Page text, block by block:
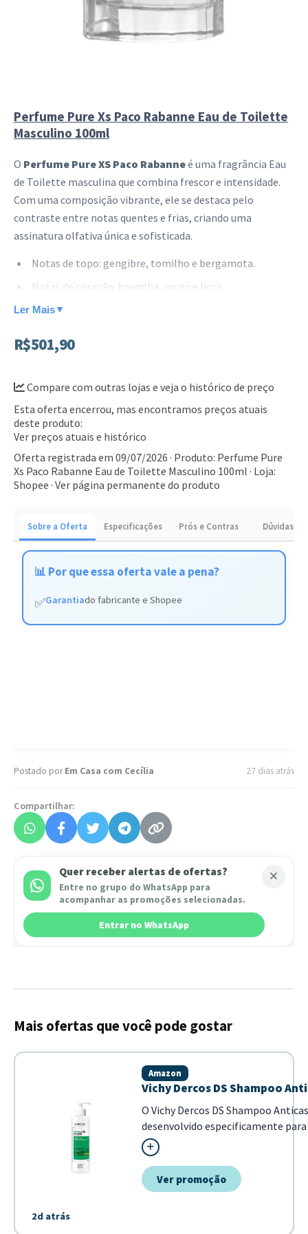
Perfume Pure Xs Paco Rabanne Eau de Toilette
Masculino 100ml
O Perfume Pure XS Paco Rabanneé uma fragrância Eau
de Toilette masculina que combina frescor e intensidade.
Com uma composição vibrante, ele se destaca pelo
contraste entre notas quentes e frias, criando uma
assinatura olfativa única e sofisticada.
Notas de topo: gengibre, tomilho e bergamota.
Notas de coração: baunilha, couro e licor.
Notas de fundo: cedro e mirra.
preto.
Ideal para homens que buscam um perfume marcante para
ocasiões noturnas e eventos especiais. Aproveite para
adquirir o seu e elevar sua presença.
Ler Mais ▼
R$501,90
Compare com outras lojas e veja o histórico de preço
Esta oferta encerrou, mas encontramos preços atuais
deste produto:
Ver preços atuais e histórico
Oferta registrada em 09/07/2026 · Produto: Perfume Pure
Xs Paco Rabanne Eau de Toilette Masculino 100ml · Loja:
Shopee · Ver página permanente do produto
Sobre a Oferta Especificações Prós e Contras Dúvidas
📊 Por que essa oferta vale a pena?
✅Garantiado fabricante e Shopee
Postado porEm Casa com Cecília 27 dias atrás
Compartilhar:
Quer receber alertas de ofertas?
Entre no grupo do WhatsApp para
acompanhar as promoções selecionadas.
Entrar no WhatsApp
Mais ofertas que você pode gostar
2d atrás
Vichy Dercos DS Shampoo
Amazon
O Vichy Dercos DS Shampoo
desenvolvido especificamente
fórmula com Selênio DS e ácido
os cabelo...
Ver promoção